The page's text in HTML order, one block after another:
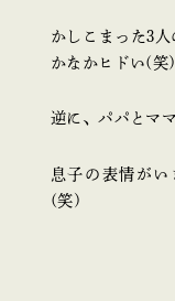
かしこまった3
かなかヒドい(笑)
逆に、パパとマ
息子の表情が
(笑)